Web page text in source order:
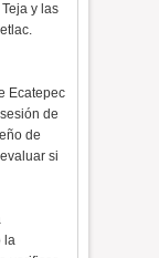
y las
Ecatepec
de
de
si
la